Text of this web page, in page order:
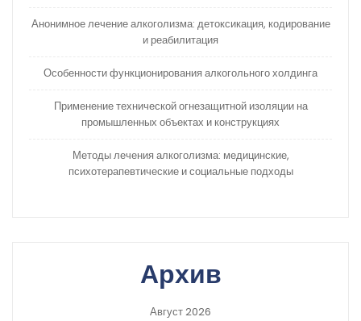
Анонимное лечение алкоголизма: детоксикация, кодирование
и реабилитация
Особенности функционирования алкогольного холдинга
Применение технической огнезащитной изоляции на
промышленных объектах и конструкциях
Методы лечения алкоголизма: медицинские,
психотерапевтические и социальные подходы
Архив
Август 2026